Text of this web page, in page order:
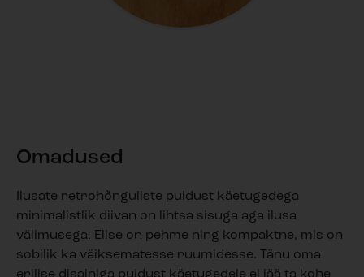
Omadused
Ilusate retrohõnguliste puidust käetugedega
minimalistlik diivan on lihtsa sisuga aga ilusa
välimusega. Elise on pehme ning kompaktne, mis on
sobilik ka väiksematesse ruumidesse. Tänu oma